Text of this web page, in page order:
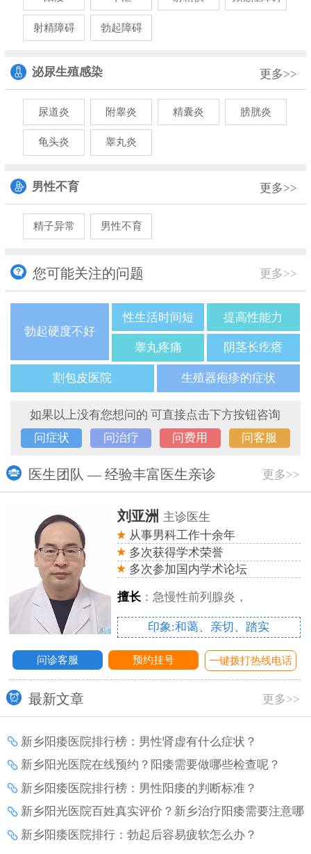
射精障碍 勃起障碍
泌尿生殖感染 更多>>
尿道炎 附睾炎 精囊炎 膀胱炎
龟头炎 睾丸炎
男性不育 更多>>
精子异常 男性不育
您可能关注的问题 更多>>
勃起硬度不好
性生活时间短 提高性能力
睾丸疼痛 阴茎长疙瘩
割包皮医院 生殖器疱疹的症状
如果以上没有您想问的 可直接点击下方按钮咨询
问症状
问治疗 问费用 问客服
医生团队 — 经验丰富医生亲诊 更多>>
刘亚洲 主诊医生
从事男科工作十余年
多次获得学术荣誉
多次参加国内学术论坛
擅长：急慢性前列腺炎，
印象:和蔼、亲切、踏实
问诊客服 预约挂号 一键拨打热线电话
最新文章 更多>>
新乡阳痿医院排行榜：男性肾虚有什么症状？
新乡阳光医院在线预约？阳痿需要做哪些检查呢？
新乡阳痿医院排行榜：男性阳痿的判断标准？
新乡阳光医院百姓真实评价？新乡治疗阳痿需要注意哪
些事项？
新乡阳痿医院排行：勃起后容易疲软怎么办？